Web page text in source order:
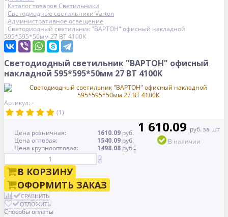
Каталог товаров Светильники
Светодиодные светильники Varton
Административное освещение
Светодиодный светильник "ВАРТОН" офисный накладной
595*595*50мм 27 ВТ 4100К
Светодиодный светильник "ВАРТОН" офисный
накладной 595*595*50мм 27 ВТ 4100К
Артикул: -
(1)
Цена розничная: 1610.09 руб.
Цена оптовая:
1540.09 руб.
Цена крупнооптовая:
1498.08 руб.
1 610.09 руб. за шт
В наличии
-
+
В КОРЗИНУ
ОФОРМИТЬ ЗАКАЗ
СРАВНИТЬ
ОТЛОЖИТЬ
Способы оплаты